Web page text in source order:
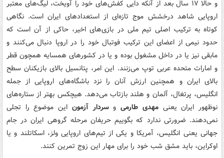
و حالا ۱۷ سال بعد از آنکه دایی کفش‌های خود را آویخت، لیگ‌های معتبر
اروپایی شاهد درخشش موج تازه‌ای از استعدادهای ایران است. نگاهی
کوتاه به ترکیب اصلی تیم ملی در بازی‌های اخیر، حاکی از آن است که
حدود نیمی از اعضای این ترکیب فوتبال خود را در اروپا دنبال می‌کنند و
مابقی نیز یا در داخل مشغول بوده و یا در کشورهای همسایه همچون قطر
و امارات متحده عربی توپ می‌زنند. این امر، پتانسیل بالای بازیکنان سطح
بالای ایران و همچنین ارزش آنان را نزد باشگاه‌های اروپایی از جمله
انگلیس، پرتغال، آلمان و هلند بازتاب می‌دهد. هیچکس بهتر از ستاره‌های
نوظهور ایران یعنیمهدی طارمی وسردار آزمون این موضوع را تجلی
نمی‌دهند. ضرورتی ندارد که بگوییم حریفان مرحله گروهی ایران در جام
جهانی یعنی انگلیس، آمریکا و یکی از تیم‌های اروپایی ولز، اسکاتلند و یا
اوکراین، باید مشق شب خود را برای مهار این زوج تمرین کنند.